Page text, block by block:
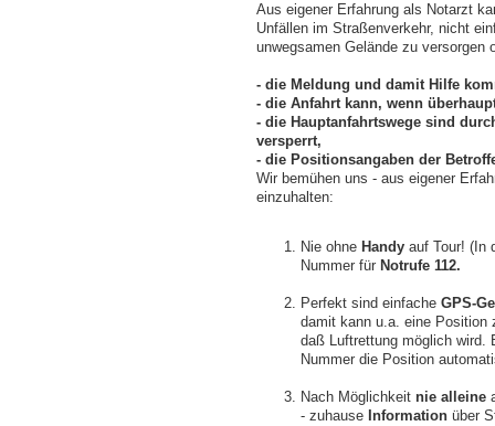
Aus eigener Erfahrung als Notarzt
Unfällen im Straßenverkehr, nicht
unwegsamen Gelände zu versorgen
- die Meldung und damit Hilfe
- die Anfahrt kann, wenn
- die Hauptanfahrtswege sind
versperrt,
- die Positionsangaben der
Wir bemühen uns - aus eigener
einzuhalten:
Nie ohne Handy auf Tour! (In
Nummer für Notrufe 112.
Perfekt sind einfache GPS-
damit kann u.a. eine Position
daß Luftrettung möglich wird.
Nummer die Position
Nach Möglichkeit nie alleine
- zuhause Information über